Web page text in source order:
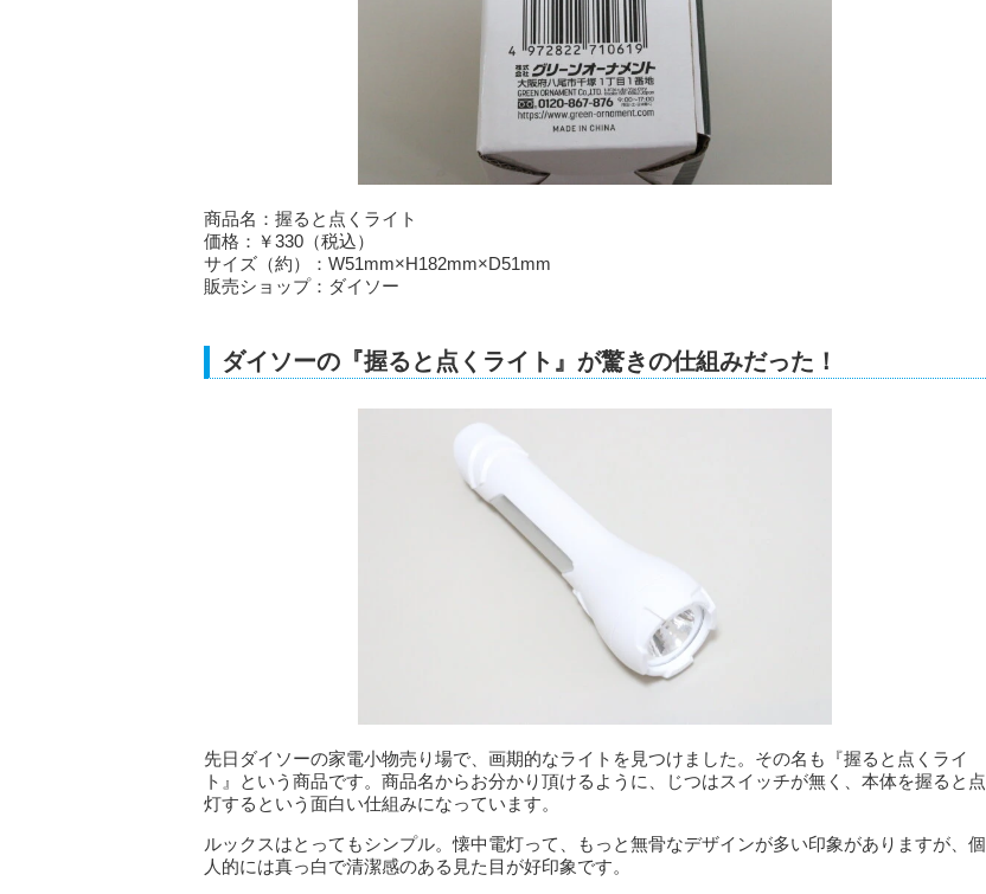
商品名：握ると点くライト
価格：￥330（税込）
サイズ（約）：W51mm×H182mm×D51mm
販売ショップ：ダイソー
ダイソーの『握ると点くライト』が驚きの仕組みだった！
先日ダイソーの家電小物売り場で、画期的なライトを見つけました。その名も『握ると点くライ
ト』という商品です。商品名からお分かり頂けるように、じつはスイッチが無く、本体を握ると点
灯するという面白い仕組みになっています。
ルックスはとってもシンプル。懐中電灯って、もっと無骨なデザインが多い印象がありますが、個
人的には真っ白で清潔感のある見た目が好印象です。